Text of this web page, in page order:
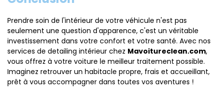
Prendre soin de l'intérieur de votre véhicule n'est pas
seulement une question d'apparence, c'est un véritable
investissement dans votre confort et votre santé. Avec nos
services de detailing intérieur chez Mavoitureclean.com,
vous offrez à votre voiture le meilleur traitement possible.
Imaginez retrouver un habitacle propre, frais et accueillant,
prêt à vous accompagner dans toutes vos aventures !